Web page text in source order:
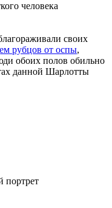
человека
своих
рубцов от оспы,
обоих полов обильно
данной Шарлотты
портрет